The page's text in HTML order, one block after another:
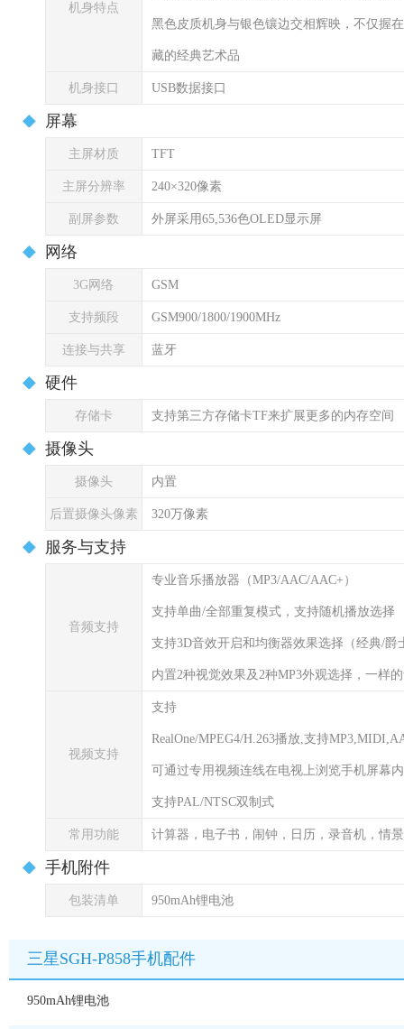
机身特点
黑色皮质机身与银色镶边交相辉映，不仅握
藏的经典艺术品
机身接口 USB数据接口
屏幕
主屏材质 TFT
主屏分辨率 240×320像素
副屏参数 外屏采用65,536色OLED显示屏
网络
3G网络 GSM
支持频段 GSM900/1800/1900MHz
连接与共享 蓝牙
硬件
存储卡 支持第三方存储卡TF来扩展更多的内存空间
摄像头
摄像头 内置
后置摄像头像素 320万像素
服务与支持
音频支持
专业音乐播放器（MP3/AAC/AAC+）
支持单曲/全部重复模式，支持随机播放选择
支持3D音效开启和均衡器效果选择（经典/爵
内置2种视觉效果及2种MP3外观选择，一样
视频支持
支持
RealOne/MPEG4/H.263播放,支持
可通过专用视频连线在电视上浏览手机屏幕
支持PAL/NTSC双制式
常用功能 计算器，电子书，闹钟，日历，录音机，情
手机附件
包装清单 950mAh锂电池
三星SGH-P858手机配件
950mAh锂电池